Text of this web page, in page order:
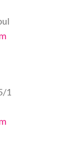
1